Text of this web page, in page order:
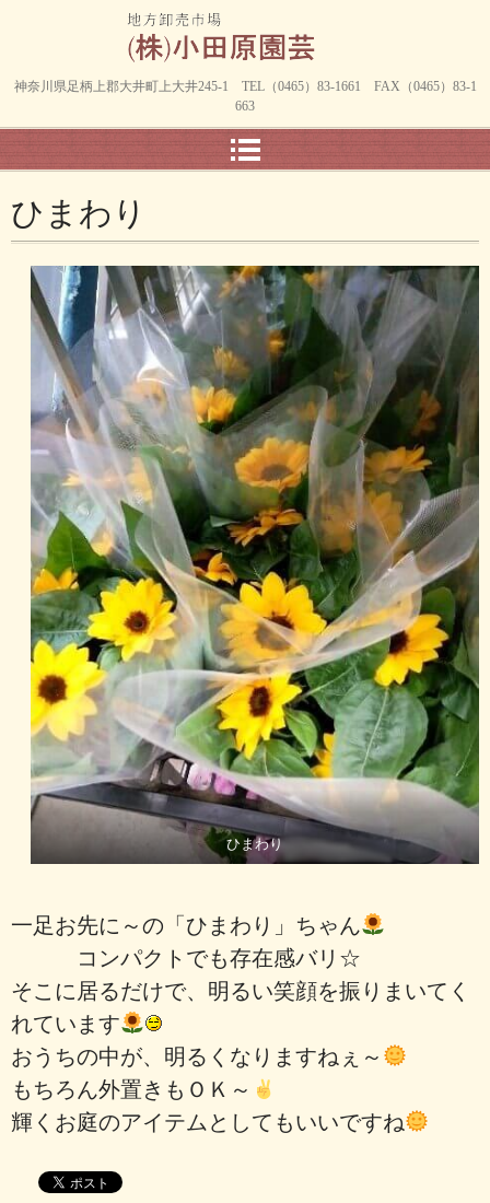
神奈川県足柄上郡大井町上大井245-1 TEL（0465）83-1661 FAX（0465）83-1
663
ひまわり
ひまわり
一足お先に～の「ひまわり」ちゃん
コンパクトでも存在感バリ☆
そこに居るだけで、明るい笑顔を振りまいてく
れています
おうちの中が、明るくなりますねぇ～
もちろん外置きもＯＫ～
輝くお庭のアイテムとしてもいいですね